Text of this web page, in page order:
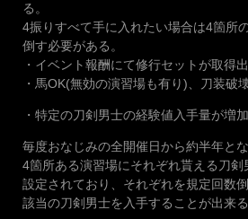
る。
4振りすべて手に入れたい場合は4箇所
倒す必要がある。
・イベント報酬にて修行セットが取得
・馬OK(無効の演習場も有り)、刀装破
・特定の刀剣男士の経験値入手量が増加
毎度おなじみの全開催日から約半年と
4箇所ある演習場にそれぞれ貰える刀剣
設定されており、それぞれを規定回数
該当の刀剣男士を入手することが出来る